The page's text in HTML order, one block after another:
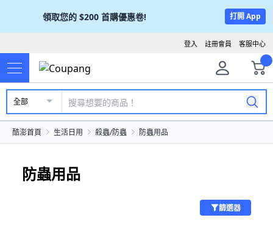
領取您的 $200 首購優惠卷! 打開 App
客服中心
註冊會員
登入
全部
酷澎首頁 生活日用 殺蟲/防蟲 防蟲用品
防蟲用品
篩選器